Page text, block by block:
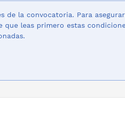
de la convocatoria. Para
leas primero estas